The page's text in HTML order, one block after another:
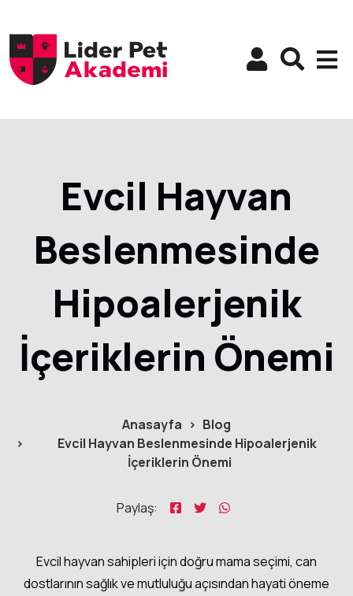
Evcil Hayvan
Beslenmesinde
Hipoalerjenik
İçeriklerin Önemi
Anasayfa
Blog
Evcil Hayvan Beslenmesinde Hipoalerjenik
İçeriklerin Önemi
Paylaş:
Evcil hayvan sahipleri için doğru mama seçimi, can
dostlarının sağlık ve mutluluğu açısından hayati öneme